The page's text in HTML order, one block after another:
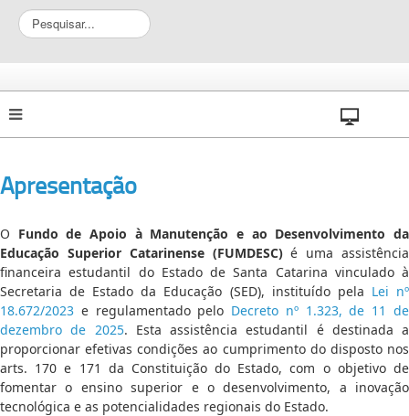
P
e
u
i
.
Apresentação
O Fundo de Apoio à Manutenção e ao Desenvolvimento da
Educação Superior Catarinense (FUMDESC)é uma assistência
financeira estudantil do Estado de Santa Catarina vinculado à
Secretaria de Estado da Educação (SED), instituído pela Lei nº
18.672/2023 e regulamentado pelo Decreto nº 1.323, de 11 de
dezembro de 2025. Esta assistência estudantil é destinada a
proporcionar efetivas condições ao cumprimento do disposto nos
arts. 170 e 171 da Constituição do Estado, com o objetivo de
fomentar o ensino superior e o desenvolvimento, a inovação
tecnológica e as potencialidades regionais do Estado.